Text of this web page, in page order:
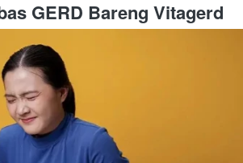
GERD Bareng Vitagerd